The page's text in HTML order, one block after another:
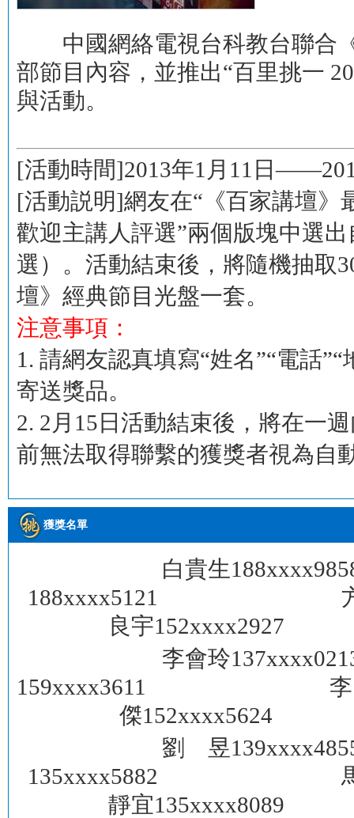
中國網絡電視台科教台聯合《
部節目內容，並推出“百里挑一
與活動。
[活動時間]2013年1月11日
[活動説明]網友在“《百家講壇》
歡迎主講人評選”兩個版塊中選
選）。活動結束後，將隨機抽取
壇》經典節目光盤一套。
注意事項：
1. 請網友認真填寫“姓名”“電話
寄送獎品。
2. 2月15日活動結束後，將在一
前無法取得聯繫的獲獎者視為自
獲獎名單
白貴生
188xxxx5121
良宇
李會玲
159xxxx3611 李
傑
劉 昱
135xxxx5882
靜宜